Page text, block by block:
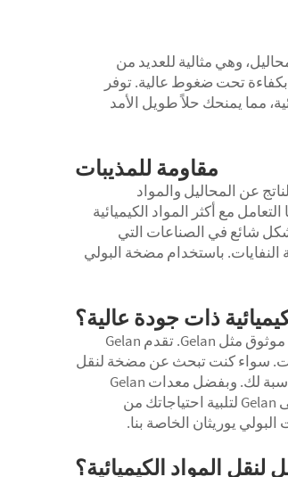
وهي مثالية للعديد من
تحت ضغوط عالية. توفر
مما يمنحك حلاً طويل الأمد
مقاومة للمذيبات
عن المحاليل والمواد
مع أكثر المواد الكيميائية
شائع في الصناعات التي
النفايات. باستخدام مضخة البولي
ذات جودة عالية؟
عند البحث عن معدات مقاومة للكيماويات ذات جودة عالية، ستحتاج إلى مُصنّع موثوق مثل Gelan. تقدم Gelan
سواء كنت تبحث عن مضخة لنقل
السوائل الكاوية أو حل لمعالجة المواد الكاشطة، فإن لدى Gelan المضخة المناسبة لك. وبفضل معدات Gelan
المتطورة المقاومة للكيماويات، يمكنك جعل بيئة عملك آمنة ومنتجة. اعتمد على Gelan لتلبية احتياجاتك من
يوريثان الخاصة بنا.
لنقل المواد الكيميائية؟